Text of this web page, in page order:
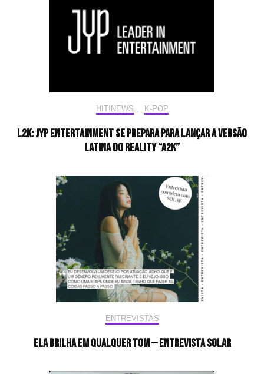
HIT!NEWS , K-POP
L2K: JYP Entertainment se prepara para lançar a versão
latina do reality “A2K”
ENTREVISTAS
Ela brilha em qualquer tom — Entrevista Solar